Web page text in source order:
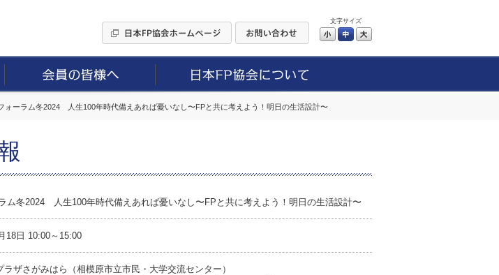
文字サイズ
小 中
ォーラム冬2024 人生100年時代備えあれば憂いなし〜FPと共に考えよう！明日の生活設計〜
ム冬2024 人生100年時代備えあれば憂いなし〜FPと共に考えよう！明日の生活設計〜
18日 10:00～15:00
ラザさがみはら（相模原市立市民・大学交流センター）